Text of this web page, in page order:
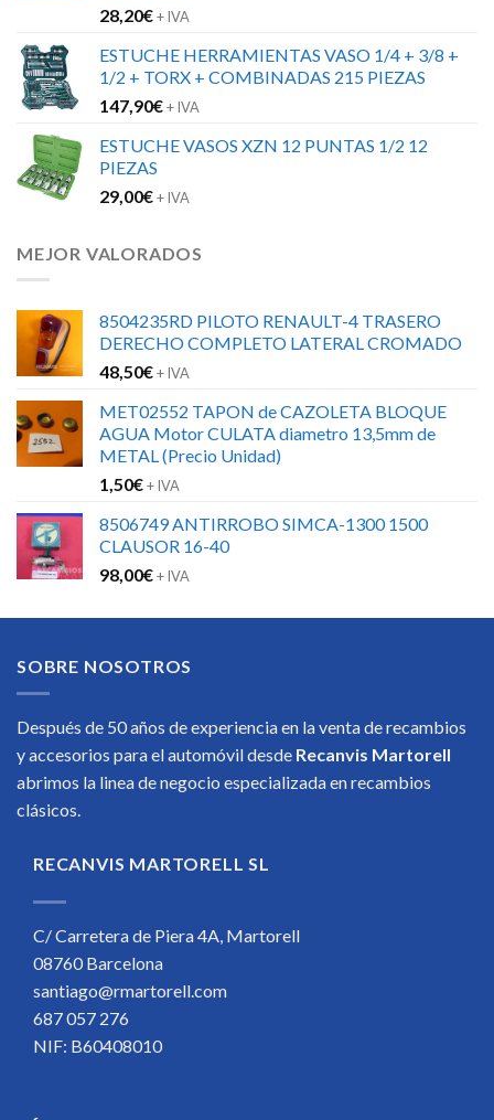
28,20€+ IVA
ESTUCHE HERRAMIENTAS VASO 1/4 + 3/8 +
1/2 + TORX + COMBINADAS 215 PIEZAS
147,90€+ IVA
ESTUCHE VASOS XZN 12 PUNTAS 1/2 12
PIEZAS
29,00€+ IVA
MEJOR VALORADOS
8504235RD PILOTO RENAULT-4 TRASERO
DERECHO COMPLETO LATERAL CROMADO
48,50€+ IVA
MET02552 TAPON de CAZOLETA BLOQUE
AGUA Motor CULATA diametro 13,5mm de
METAL (Precio Unidad)
1,50€+ IVA
8506749 ANTIRROBO SIMCA-1300 1500
CLAUSOR 16-40
98,00€+ IVA
SOBRE NOSOTROS
Después de 50 años de experiencia en la venta de recambios
y accesorios para el automóvil desde Recanvis Martorell
abrimos la linea de negocio especializada en recambios
clásicos.
RECANVIS MARTORELL SL
C/ Carretera de Piera 4A, Martorell
08760 Barcelona
santiago@rmartorell.com
687 057 276
NIF: B60408010